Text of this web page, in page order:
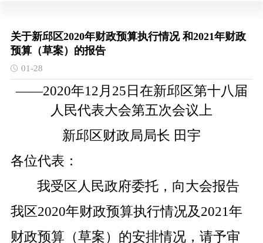
关于新邱区2020年财政预算执行情况 和2021年财政
预算（草案）的报告
01-28
——2020年12 月 25 日在新邱区第十八 届
人民代表大会第五次会议上
新邱区财政局局长 田宇
各位代表：
我受区人民政府委托，向大会报告
我区2020年财政预算执行情况及 2021年
财政预算（草案）的安排情况，请予审